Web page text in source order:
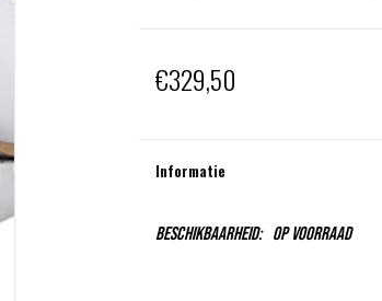
€329,50
Informatie
Beschikbaarheid: Op voorraad